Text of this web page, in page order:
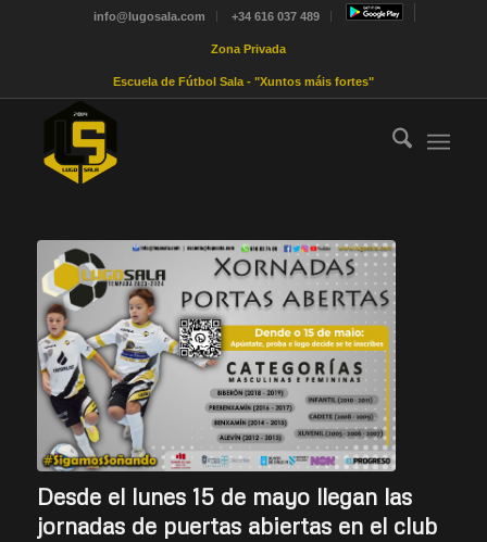
info@lugosala.com +34 616 037 489
Zona Privada
Escuela de Fútbol Sala - "Xuntos máis fortes"
Desde el lunes 15 de mayo llegan las
jornadas de puertas abiertas en el club